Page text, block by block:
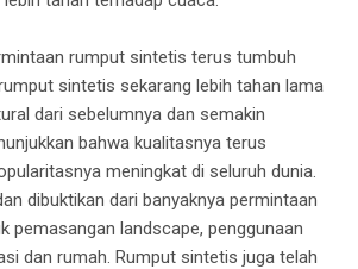
rumput sintetis terus tumbuh
sintetis sekarang lebih tahan lama
dari sebelumnya dan semakin
bahwa kualitasnya terus
meningkat di seluruh dunia.
dibuktikan dari banyaknya permintaan
pemasangan landscape, penggunaan
dan rumah. Rumput sintetis juga telah